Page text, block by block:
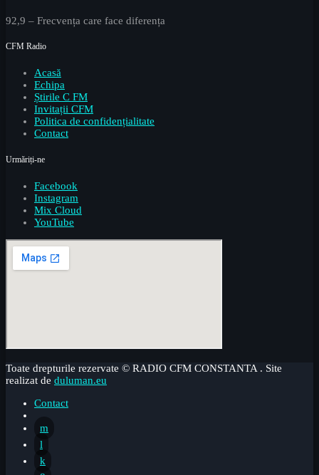
92,9 – Frecvența care face diferența
CFM Radio
Acasă
Echipa
Știrile C FM
Invitații CFM
Politica de confidențialitate
Contact
Urmăriți-ne
Facebook
Instagram
Mix Cloud
YouTube
Toate drepturile rezervate © RADIO CFM CONSTANTA . Site
realizat de duluman.eu
Contact